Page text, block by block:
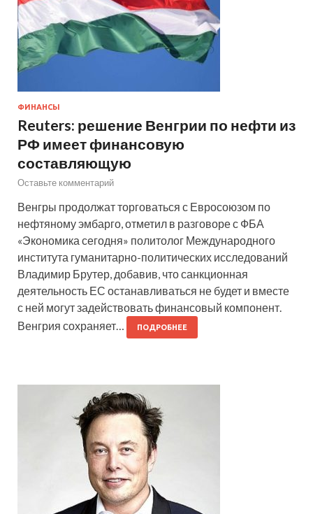
ФИНАНСЫ
Reuters: решение Венгрии по нефти из
РФ имеет финансовую
составляющую
Оставьте комментарий
Венгры продолжат торговаться с Евросоюзом по
нефтяному эмбарго, отметил в разговоре с ФБА
«Экономика сегодня» политолог Международного
института гуманитарно-политических исследований
Владимир Брутер, добавив, что санкционная
деятельность ЕС останавливаться не будет и вместе
с ней могут задействовать финансовый компонент.
Венгрия сохраняет…
ПОДРОБНЕЕ